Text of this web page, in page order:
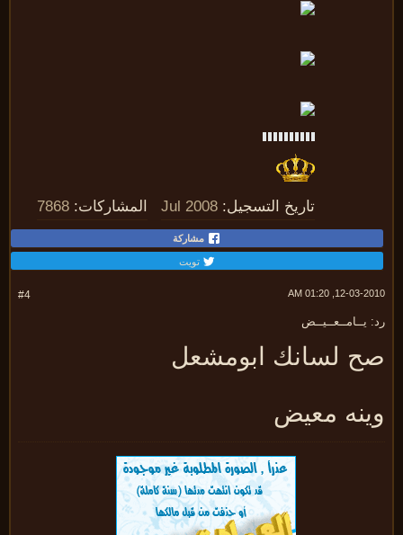
تاريخ التسجيل: Jul 2008 المشاركات: 7868
مشاركة
تويت
12-03-2010,
يــامــعــيــض
لسانك ابومشعل
معيض